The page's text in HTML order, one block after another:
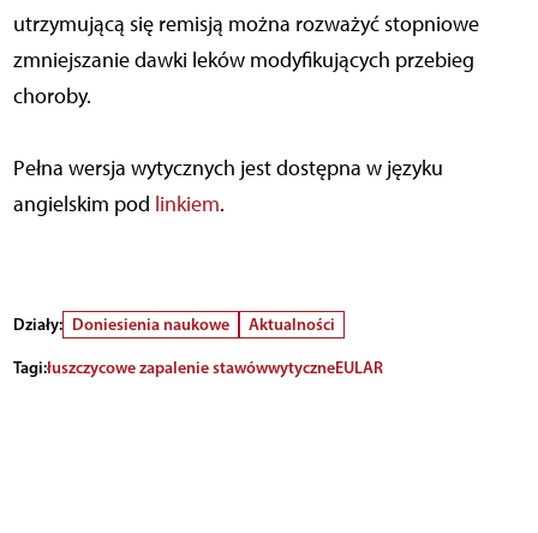
utrzymującą się remisją można rozważyć stopniowe
zmniejszanie dawki leków modyfikujących przebieg
choroby.
Pełna wersja wytycznych jest dostępna w języku
angielskim pod linkiem.
Działy: Doniesienia naukowe
Aktualności
Tagi:łuszczycowe zapalenie stawówwytyczneEULAR